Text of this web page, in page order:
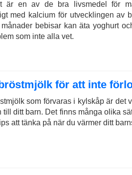
är en av de bra livsmedel för
med kalcium för utvecklingen av
månader bebisar kan äta yoghurt
som inte alla vet.
för att inte
som förvaras i kylskåp är det
till ditt barn. Det finns många olika
att tänka på när du värmer ditt